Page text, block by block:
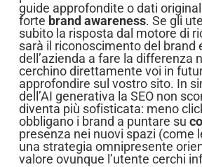
guide approfondite o dati
forte brand awareness. Se gli
subito la risposta dal motore di
sarà il riconoscimento del brand
dell’azienda a fare la differenza
cerchino direttamente voi in
approfondire sul vostro sito. In
dell’AI generativa la SEO non
diventa più sofisticata: meno
obbligano i brand a puntare su
presenza nei nuovi spazi (come
una strategia omnipresente
valore ovunque l’utente cerchi